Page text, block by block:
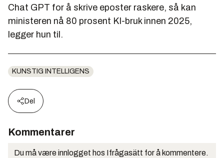
Chat GPT for å skrive eposter raskere, så kan
ministeren nå 80 prosent KI-bruk innen 2025,
legger hun til.
KUNSTIG INTELLIGENS
Del
Kommentarer
Du må være innlogget hos Ifrågasätt for å kommentere.